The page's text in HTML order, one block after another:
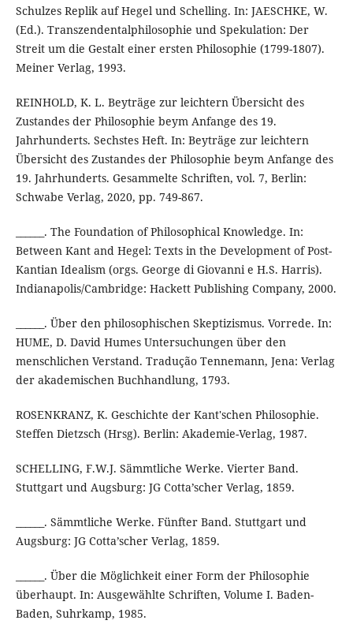
Schulzes Replik auf Hegel und Schelling. In: JAESCHKE, W.
(Ed.). Transzendentalphilosophie und Spekulation: Der
Streit um die Gestalt einer ersten Philosophie (1799-1807).
Meiner Verlag, 1993.
REINHOLD, K. L. Beyträge zur leichtern Übersicht des
Zustandes der Philosophie beym Anfange des 19.
Jahrhunderts. Sechstes Heft. In: Beyträge zur leichtern
Übersicht des Zustandes der Philosophie beym Anfange des
19. Jahrhunderts. Gesammelte Schriften, vol. 7, Berlin:
Schwabe Verlag, 2020, pp. 749-867.
______. The Foundation of Philosophical Knowledge. In:
Between Kant and Hegel: Texts in the Development of Post-
Kantian Idealism (orgs. George di Giovanni e H.S. Harris).
Indianapolis/Cambridge: Hackett Publishing Company, 2000.
______. Über den philosophischen Skeptizismus. Vorrede. In:
HUME, D. David Humes Untersuchungen über den
menschlichen Verstand. Tradução Tennemann, Jena: Verlag
der akademischen Buchhandlung, 1793.
ROSENKRANZ, K. Geschichte der Kant'schen Philosophie.
Steffen Dietzsch (Hrsg). Berlin: Akademie-Verlag, 1987.
SCHELLING, F.W.J. Sämmtliche Werke. Vierter Band.
Stuttgart und Augsburg: JG Cotta’scher Verlag, 1859.
______. Sämmtliche Werke. Fünfter Band. Stuttgart und
Augsburg: JG Cotta’scher Verlag, 1859.
______. Über die Möglichkeit einer Form der Philosophie
überhaupt. In: Ausgewählte Schriften, Volume I. Baden-
Baden, Suhrkamp, 1985.